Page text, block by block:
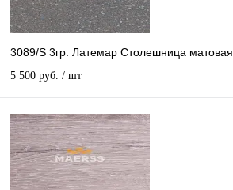
3089/S 3гр. Латемар Столешница матовая
5 500 руб. / шт